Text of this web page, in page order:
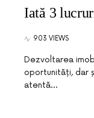
Iată 3
903 VIEWS
Dezvoltarea
oportunități, dar
atentă…